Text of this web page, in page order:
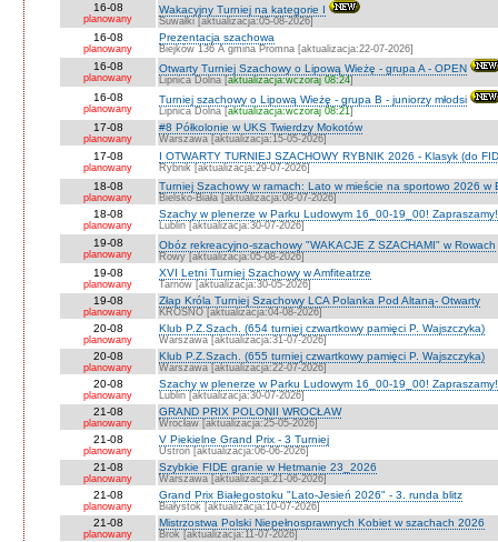
16-08
planowany
Wakacyjny Turniej na kategorie I
Suwałki [aktualizacja:05-08-2026]
16-08
planowany
Prezentacja szachowa
Biejków 136 A gmina Promna [aktualizacja:22-07-2026]
16-08
planowany
Otwarty Turniej Szachowy o Lipową Wieżę - grupa A - OPEN
Lipnica Dolna [aktualizacja:wczoraj 08:24]
16-08
planowany
Turniej szachowy o Lipową Wieżę - grupa B - juniorzy młodsi
Lipnica Dolna [aktualizacja:wczoraj 08:21]
17-08
planowany
#8 Półkolonie w UKS Twierdzy Mokotów
Warszawa [aktualizacja:15-05-2026]
17-08
planowany
I OTWARTY TURNIEJ SZACHOWY RYBNIK 2026 - Klasyk (do
Rybnik [aktualizacja:29-07-2026]
18-08
planowany
Turniej Szachowy w ramach: Lato w mieście na sportowo 2026 w
Bielsko-Biała [aktualizacja:08-07-2026]
18-08
planowany
Szachy w plenerze w Parku Ludowym 16_00-19_00! Zapraszamy!
Lublin [aktualizacja:30-07-2026]
19-08
planowany
Obóz rekreacyjno-szachowy "WAKACJE Z SZACHAMI" w Rowach
Rowy [aktualizacja:05-08-2026]
19-08
planowany
XVI Letni Turniej Szachowy w Amfiteatrze
Tarnów [aktualizacja:30-05-2026]
19-08
planowany
Złap Króla Turniej Szachowy LCA Polanka Pod Altaną- Otwarty
KROSNO [aktualizacja:04-08-2026]
20-08
planowany
Klub P.Z.Szach. (654 turniej czwartkowy pamięci P. Wajszczyka)
Warszawa [aktualizacja:31-07-2026]
20-08
planowany
Klub P.Z.Szach. (655 turniej czwartkowy pamięci P. Wajszczyka)
Warszawa [aktualizacja:22-07-2026]
20-08
planowany
Szachy w plenerze w Parku Ludowym 16_00-19_00! Zapraszamy!
Lublin [aktualizacja:30-07-2026]
21-08
planowany
GRAND PRIX POLONII WROCŁAW
Wrocław [aktualizacja:25-05-2026]
21-08
planowany
V Piekielne Grand Prix - 3 Turniej
Ustroń [aktualizacja:06-06-2026]
21-08
planowany
Szybkie FIDE granie w Hetmanie 23_2026
Warszawa [aktualizacja:21-06-2026]
21-08
planowany
Grand Prix Białegostoku "Lato-Jesień 2026" - 3. runda blitz
Białystok [aktualizacja:10-07-2026]
21-08
planowany
Mistrzostwa Polski Niepełnosprawnych Kobiet w szachach 2026
Brok [aktualizacja:11-07-2026]